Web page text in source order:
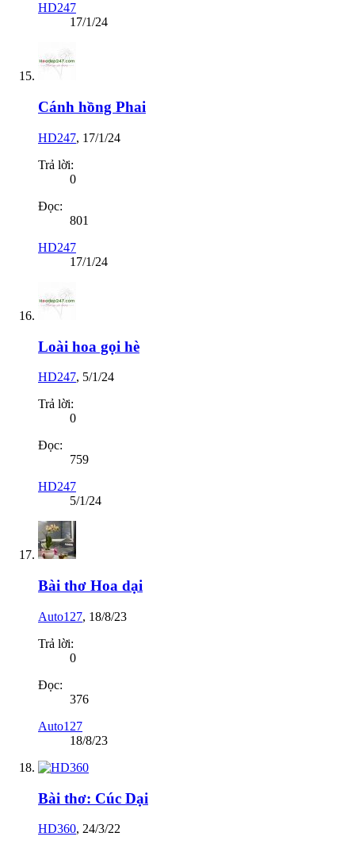
HD247
17/1/24
Cánh hồng Phai
HD247, 17/1/24
Trả lời:
0
Đọc:
801
HD247
17/1/24
Loài hoa gọi hè
HD247, 5/1/24
Trả lời:
0
Đọc:
759
HD247
5/1/24
Bài thơ Hoa dại
Auto127, 18/8/23
Trả lời:
0
Đọc:
376
Auto127
18/8/23
Bài thơ: Cúc Dại
HD360, 24/3/22